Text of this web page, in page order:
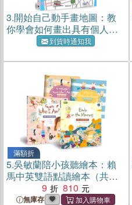
3.開始自己動手畫地圖：教
你學會如何畫出具有個人風
格與美學的藝術地圖
到貨時通知我
滿額折
5.吳敏蘭陪小孩聽繪本：賴
馬中英雙語點讀繪本（共四
9 810
無庫存